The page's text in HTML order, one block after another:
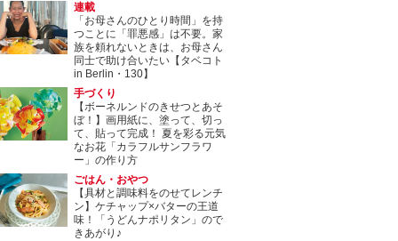
連載
「お母さんのひとり時間」を持
つことに「罪悪感」は不要。家
族を頼れないときは、お母さん
同士で助け合いたい【タベコト
in Berlin・130】
手づくり
【ボーネルンドのきせつとあそ
ぼ！】画用紙に、塗って、切っ
て、貼って完成！ 夏を彩る元気
なお花「カラフルサンフラワ
ー」の作り方
ごはん・おやつ
【具材と調味料をのせてレンチ
ン】ケチャップ×バターの王道
味！「うどんナポリタン」ので
きあがり♪